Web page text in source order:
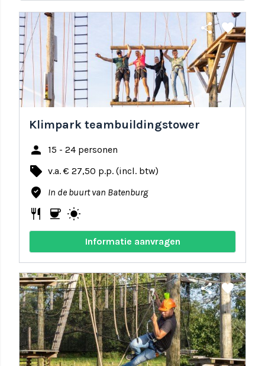
share favorite
Klimpark teambuildingstower
person 15 - 24 personen
local_offer v.a. € 27,50 p.p. (incl. btw)
where_to_vote In de buurt van Batenburg
restaurant coffee wb_sunny
Informatie aanvragen
share favorite